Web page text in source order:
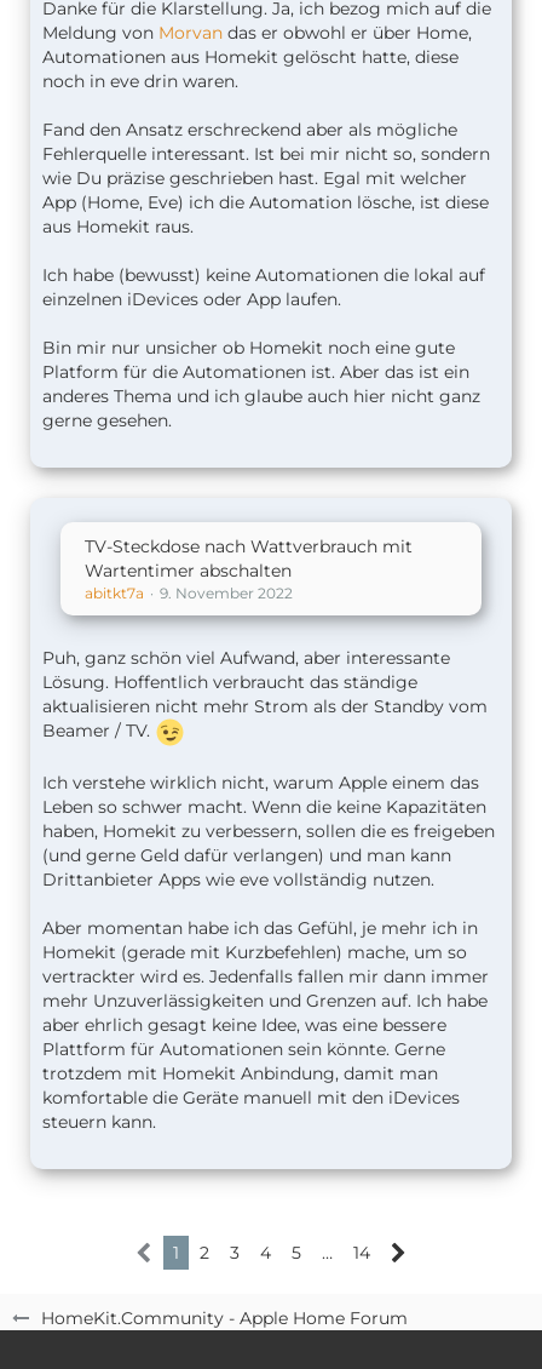
HomeKit.Community - Apple Home Forum
Danke für die Klarstellung. Ja, ich bezog mich auf die
Meldung von Morvan das er obwohl er über Home,
Automationen aus Homekit gelöscht hatte, diese
noch in eve drin waren.
Fand den Ansatz erschreckend aber als mögliche
Fehlerquelle interessant. Ist bei mir nicht so, sondern
wie Du präzise geschrieben hast. Egal mit welcher
App (Home, Eve) ich die Automation lösche, ist diese
aus Homekit raus.
Ich habe (bewusst) keine Automationen die lokal auf
einzelnen iDevices oder App laufen.
Bin mir nur unsicher ob Homekit noch eine gute
Platform für die Automationen ist. Aber das ist ein
anderes Thema und ich glaube auch hier nicht ganz
gerne gesehen.
TV-Steckdose nach Wattverbrauch mit
Wartentimer abschalten
abitkt7a 9. November 2022
Puh, ganz schön viel Aufwand, aber interessante
Lösung. Hoffentlich verbraucht das ständige
aktualisieren nicht mehr Strom als der Standby vom
Beamer / TV.
Ich verstehe wirklich nicht, warum Apple einem das
Leben so schwer macht. Wenn die keine Kapazitäten
haben, Homekit zu verbessern, sollen die es freigeben
(und gerne Geld dafür verlangen) und man kann
Drittanbieter Apps wie eve vollständig nutzen.
Aber momentan habe ich das Gefühl, je mehr ich in
Homekit (gerade mit Kurzbefehlen) mache, um so
vertrackter wird es. Jedenfalls fallen mir dann immer
mehr Unzuverlässigkeiten und Grenzen auf. Ich habe
aber ehrlich gesagt keine Idee, was eine bessere
Plattform für Automationen sein könnte. Gerne
trotzdem mit Homekit Anbindung, damit man
komfortable die Geräte manuell mit den iDevices
steuern kann.
1 2 3 4 5 … 14